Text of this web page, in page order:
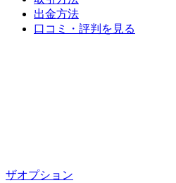
出金方法
口コミ・評判を見る
ザオプション